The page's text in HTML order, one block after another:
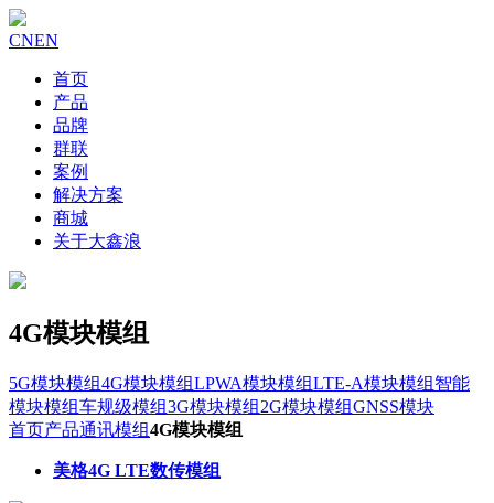
CNEN
首页
产品
品牌
群联
案例
解决方案
商城
关于大鑫浪
4G模块模组
5G模块模组4G模块模组LPWA模块模组LTE-A模块模组 智能
模块模组车规级模组3G模块模组 2G模块模组GNSS模块
首页产品通讯模组4G模块模组
美格4G LTE数传模组